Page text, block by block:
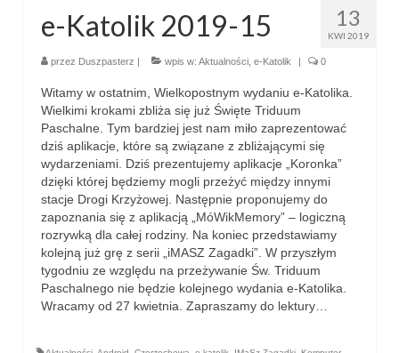
Niezbędnik Katolika
Kaplica Adoracji
Pracownicy
e-Katolik
Nabożeństwa
Nabożeństwa różne
13
KWI 2019
e-Katolik 2019-15
przez Duszpasterz wpis w: Aktualności e-Katolik 0
Witamy w ostatnim, Wielkopostnym wydaniu e-Katolika.
Wielkimi krokami zbliża się już Święte Triduum
Paschalne. Tym bardziej jest nam miło zaprezentować
dziś aplikacje, które są związane z zbliżającymi się
wydarzeniami. Dziś prezentujemy aplikacje „Koronka”
dzięki której będziemy mogli przeżyć między innymi
stacje Drogi Krzyżowej. Następnie proponujemy do
zapoznania się z aplikacją „MóWikMemory” – logiczną
rozrywką dla całej rodziny. Na koniec przedstawiamy
kolejną już grę z serii „iMASZ Zagadki”. W przyszłym
tygodniu ze względu na przeżywanie Św. Triduum
Paschalnego nie będzie kolejnego wydania e-Katolika.
Wracamy od 27 kwietnia. Zapraszamy do lektury…